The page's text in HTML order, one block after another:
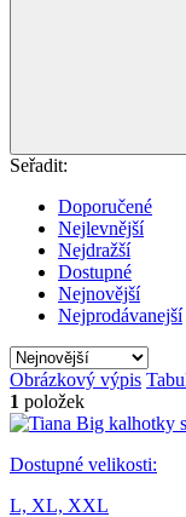
Seřadit:
Doporučené
Nejlevnější
Nejdražší
Dostupné
Nejnovější
Nejprodávanejší
Obrázkový výpis
1 položek
Dostupné velikosti:
L, XL, XXL